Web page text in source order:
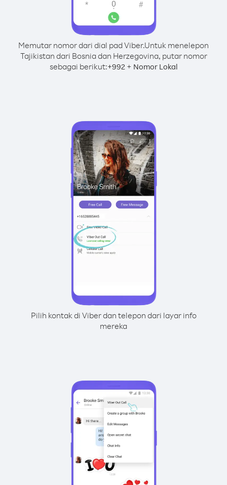
Memutar nomor dari dial pad Viber.Untuk menelepon
Tajikistan dari Bosnia dan Herzegovina, putar nomor
sebagai berikut:+992+ Nomor Lokal
Pilih kontak di Viber dan telepon dari layar info
mereka